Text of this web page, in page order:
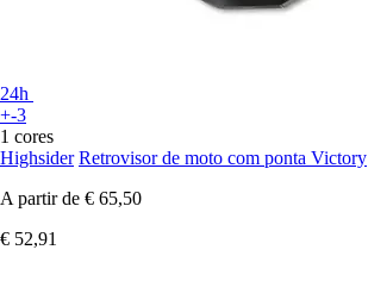
24h
+-3
1 cores
Highsider Retrovisor de moto com ponta Victory
A partir de € 65,50
€ 52,91